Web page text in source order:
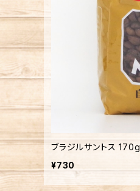
ブラジルサントス 170g
¥730